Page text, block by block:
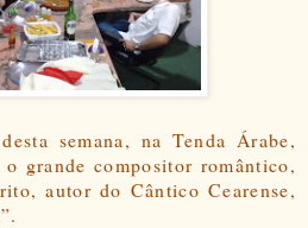
semana, na Tenda Árabe,
grande compositor romântico,
autor do Cântico Cearense,